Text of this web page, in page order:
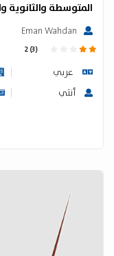
المتوسطة والثانوية
Eman Wahdan
2 (3)
عربي
أنثي